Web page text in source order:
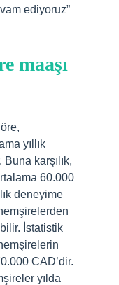
ediyoruz”
maaşı
yıllık
karşılık,
60.000
deneyime
İstatistik
CAD’dir.
yılda